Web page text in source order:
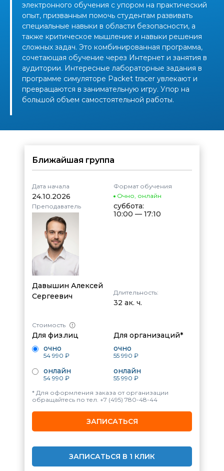
электронного обучения с упором на практический
опыт, призванным помочь студентам развивать
специальные навыки в области безопасности, а
также критическое мышление и навыки решения
сложных задач. Это комбинированная программа,
сочетающая обучение через Интернет и занятия в
аудитории. Интересные лабораторные задания в
программе симуляторе Packet tracer увлекают и
превращаются в занимательную игру. Упор на
большой объем самостоятельной работы.
Ближайшая группа
Дата начала
24.10.2026
Преподаватель
Давышин Алексей
Сергеевич
Формат обучения
Очно, онлайн
суббота:
10:00 — 17:10
Длительность:
32 ак. ч.
Стоимость
Для физ.лиц
очно
54 990 ₽
онлайн
54 990 ₽
Для организаций*
очно
55 990 ₽
онлайн
55 990 ₽
* Для оформления заказа от организации
обращайтесь по тел. +7 (495) 780-48-44
ЗАПИСАТЬСЯ
ЗАПИСАТЬСЯ В 1 КЛИК